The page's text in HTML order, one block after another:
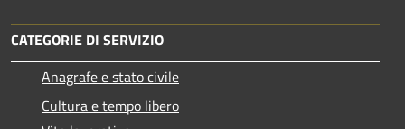
CATEGORIE DI SERVIZIO
Anagrafe e stato civile
Cultura e tempo libero